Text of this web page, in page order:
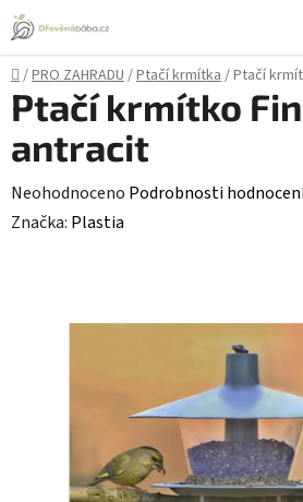
Přejít
na
obsah
Domů
/PRO ZAHRADU/Ptačí krmítka/Ptačí
Ptačí krmítko
antracit
Průměrné
hodnocení
Neohodnoceno Podrobnosti
Značka: Plastia